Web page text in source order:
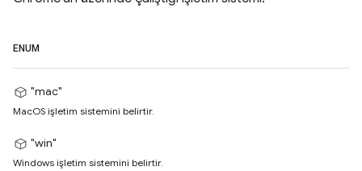
ENUM
"mac"
MacOS işletim sistemini belirtir.
"win"
Windows işletim sistemini belirtir.